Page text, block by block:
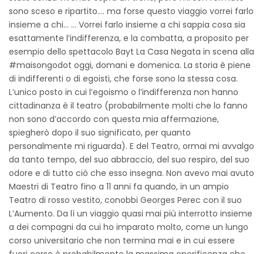
sono sceso e ripartito…. ma forse questo viaggio vorrei farlo
insieme a chi… … Vorrei farlo insieme a chi sappia cosa sia
esattamente l’indifferenza, e la combatta, a proposito per
esempio dello spettacolo Bayt La Casa Negata in scena alla
#maisongodot oggi, domani e domenica. La storia è piene
di indifferenti o di egoisti, che forse sono la stessa cosa.
L’unico posto in cui l’egoismo o l’indifferenza non hanno
cittadinanza è il teatro (probabilmente molti che lo fanno
non sono d’accordo con questa mia affermazione,
spiegherò dopo il suo significato, per quanto
personalmente mi riguarda). E del Teatro, ormai mi avvalgo
da tanto tempo, del suo abbraccio, del suo respiro, del suo
odore e di tutto ciò che esso insegna. Non avevo mai avuto
Maestri di Teatro fino a 11 anni fa quando, in un ampio
Teatro di rosso vestito, conobbi Georges Perec con il suo
L’Aumento. Da lì un viaggio quasi mai più interrotto insieme
a dei compagni da cui ho imparato molto, come un lungo
corso universitario che non termina mai e in cui essere